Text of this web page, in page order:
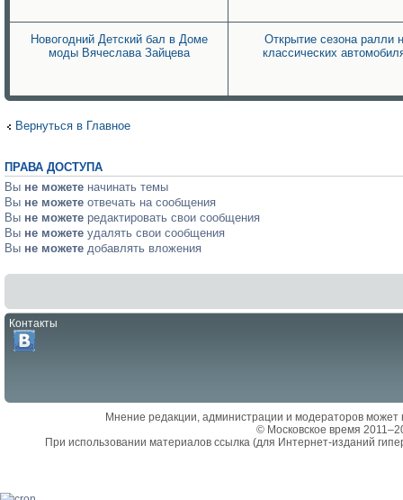
Новогодний Детский бал в Доме
моды Вячеслава Зайцева
Открытие сезона ралли
классических
Вернуться в Главное
ПРАВА ДОСТУПА
Вы не можете начинать темы
Вы не можете отвечать на сообщения
Вы не можете редактировать свои сообщения
Вы не можете удалять свои сообщения
Вы не можете добавлять вложения
Контакты
Мнение редакции, администрации и модераторов может
© Московское время
При использовании материалов ссылка (для Интернет-изданий